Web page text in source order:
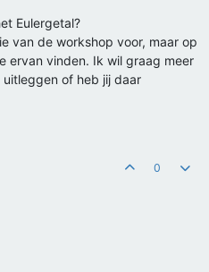
Eulergetal?
van de workshop voor, maar op
ervan vinden. Ik wil graag meer
of heb jij daar
0